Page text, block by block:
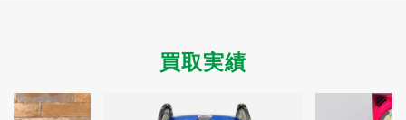
新着情報
プライバシーポリシー
規約・同意書
本人確認書類アップロード
買取実績